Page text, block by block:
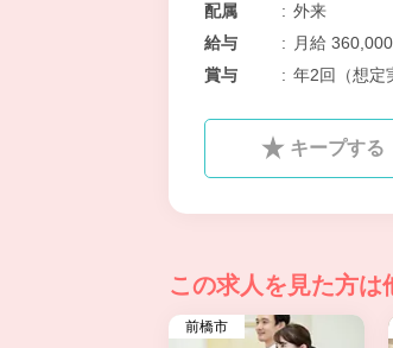
配属 : 外来
給与
:
月給
賞与
: 年2回（想定
キープする
この求人を見た方は
前橋市